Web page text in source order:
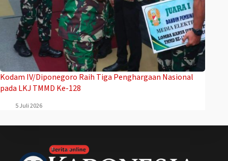
Kodam IV/Diponegoro Raih Tiga Penghargaan Nasional
pada LKJ TMMD Ke-128
5 Juli 2026